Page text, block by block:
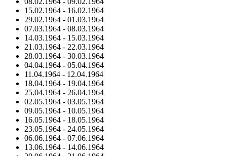
15.02.1964 - 16.02.1964
29.02.1964 - 01.03.1964
07.03.1964 - 08.03.1964
14.03.1964 - 15.03.1964
21.03.1964 - 22.03.1964
28.03.1964 - 30.03.1964
04.04.1964 - 05.04.1964
11.04.1964 - 12.04.1964
18.04.1964 - 19.04.1964
25.04.1964 - 26.04.1964
02.05.1964 - 03.05.1964
09.05.1964 - 10.05.1964
16.05.1964 - 18.05.1964
23.05.1964 - 24.05.1964
06.06.1964 - 07.06.1964
13.06.1964 - 14.06.1964